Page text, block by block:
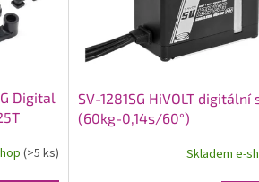
Digital
(>5 ks)
SV-1281SG HiVOLT digitální
(60kg-0,14s/60°)
Skladem e-